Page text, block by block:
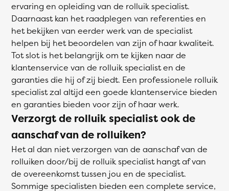
ervaring en opleiding van de rolluik specialist.
Daarnaast kan het raadplegen van referenties en
het bekijken van eerder werk van de specialist
helpen bij het beoordelen van zijn of haar kwaliteit.
Tot slot is het belangrijk om te kijken naar de
klantenservice van de rolluik specialist en de
garanties die hij of zij biedt. Een professionele rolluik
specialist zal altijd een goede klantenservice bieden
en garanties bieden voor zijn of haar werk.
Verzorgt de rolluik specialist ook de
aanschaf van de rolluiken?
Het al dan niet verzorgen van de aanschaf van de
rolluiken door/bij de rolluik specialist hangt af van
de overeenkomst tussen jou en de specialist.
Sommige specialisten bieden een complete service,